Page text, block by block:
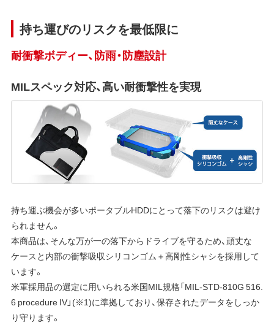
持ち運びのリスクを最低限に
耐衝撃ボディー、防雨・防塵設計
MILスペック対応、高い耐衝撃性を実現
持ち運ぶ機会が多いポータブルHDDにとって落下のリスクは避け
られません。
本商品は、そんな万が一の落下からドライブを守るため、頑丈な
ケースと内部の衝撃吸収シリコンゴム＋高剛性シャシを採用して
います。
米軍採用品の選定に用いられる米国MIL規格「MIL-STD-810G 516.
6 procedure IV」(※1)に準拠しており、保存されたデータをしっか
り守ります。